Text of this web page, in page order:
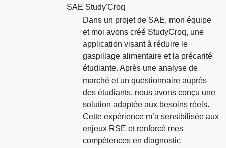
SAE Study'Croq
Dans un projet de SAE, mon équipe
et moi avons créé StudyCroq, une
application visant à réduire le
gaspillage alimentaire et la précarité
étudiante. Après une analyse de
marché et un questionnaire auprès
des étudiants, nous avons conçu une
solution adaptée aux besoins réels.
Cette expérience m’a sensibilisée aux
enjeux RSE et renforcé mes
compétences en diagnostic